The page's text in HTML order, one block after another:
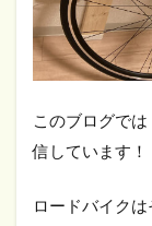
このブログで
信しています！
ロードバイク